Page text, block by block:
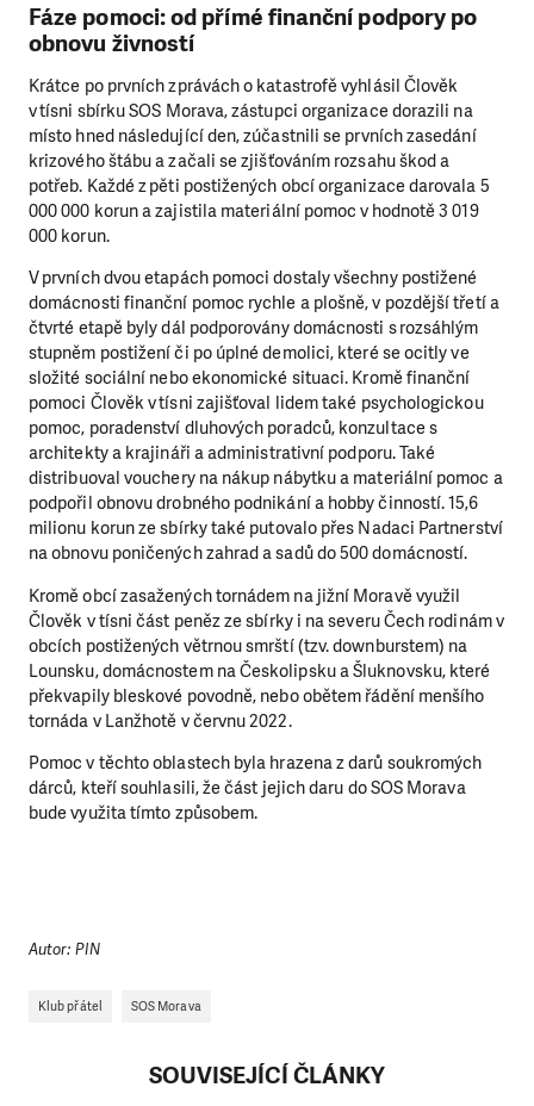
Fáze pomoci: od přímé finanční podpory po
obnovu živností
Krátce po prvních zprávách o katastrofě vyhlásil Člověk
v tísni sbírku SOS Morava, zástupci organizace dorazili na
místo hned následující den, zúčastnili se prvních zasedání
krizového štábu a začali se zjišťováním rozsahu škod a
potřeb. Každé z pěti postižených obcí organizace darovala 5
000 000 korun a zajistila materiální pomoc v hodnotě 3 019
000 korun.
V prvních dvou etapách pomoci dostaly všechny postižené
domácnosti finanční pomoc rychle a plošně, v pozdější třetí a
čtvrté etapě byly dál podporovány domácnosti s rozsáhlým
stupněm postižení či po úplné demolici, které se ocitly ve
složité sociální nebo ekonomické situaci. Kromě finanční
pomoci Člověk v tísni zajišťoval lidem také psychologickou
pomoc, poradenství dluhových poradců, konzultace s
architekty a krajináři a administrativní podporu. Také
distribuoval vouchery na nákup nábytku a materiální pomoc a
podpořil obnovu drobného podnikání a hobby činností. 15,6
milionu korun ze sbírky také putovalo přes Nadaci Partnerství
na obnovu poničených zahrad a sadů do 500 domácností.
Kromě obcí zasažených tornádem na jižní Moravě využil
Člověk v tísni část peněz ze sbírky i na severu Čech rodinám v
obcích postižených větrnou smrští (tzv. downburstem) na
Lounsku, domácnostem na Českolipsku a Šluknovsku, které
překvapily bleskové povodně, nebo obětem řádění menšího
tornáda v Lanžhotě v červnu 2022.
Pomoc v těchto oblastech byla hrazena z darů soukromých
dárců, kteří souhlasili, že část jejich daru do SOS Morava
bude využita tímto způsobem.
Autor: PIN
Klub přátel SOS Morava
SOUVISEJÍCÍ ČLÁNKY